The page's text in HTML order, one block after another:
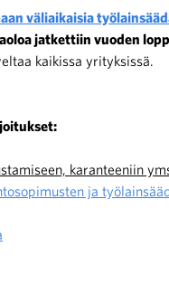
väliaikaisia
jatkettiin vuoden
kaikissa yrityksissä.
karanteeniin
ja